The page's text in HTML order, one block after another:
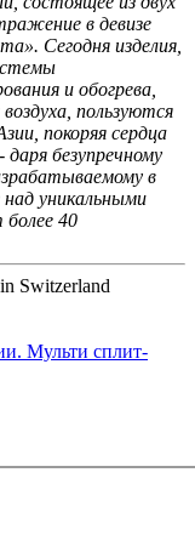
в девизе
Сегодня изделия,
и обогрева,
пользуются
покоряя сердца
безупречному
в
над уникальными
40
Мульти сплит-